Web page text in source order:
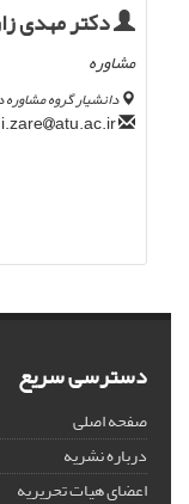
دکتر مهدی
مشاوره
دانشیار گروه مشاوره
atu.ac.ir
دسترسی سریع
صفحه اصلی
درباره نشریه
اعضای هیات تحریریه